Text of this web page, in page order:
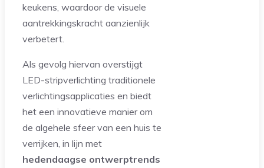
keukens, waardoor de visuele
aantrekkingskracht aanzienlijk
verbetert.
Als gevolg hiervan overstijgt
LED-stripverlichting traditionele
verlichtingsapplicaties en biedt
het een innovatieve manier om
de algehele sfeer van een huis te
verrijken, in lijn met
hedendaagse ontwerptrends